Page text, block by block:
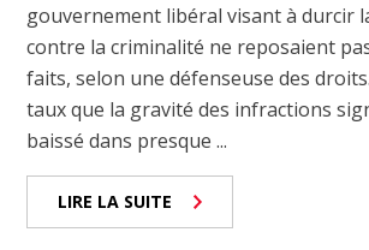
gouvernement libéral visant à durcir
contre la criminalité ne reposaient
faits, selon une défenseuse des
taux que la gravité des infractions
baissé dans presque ...
LIRE LA SUITE